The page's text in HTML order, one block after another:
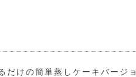
だけの簡単蒸しケーキバージョ